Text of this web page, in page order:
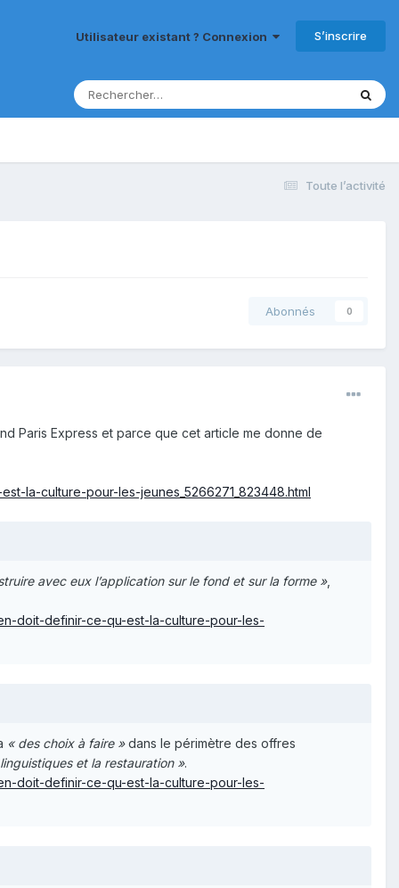
Utilisateur existant ? Connexion S’inscrire
Toute l’activité
Abonnés 0
Paris Express et parce que cet article me donne de
la-culture-pour-les-jeunes_5266271_823448.html
avec eux l’application sur le fond et sur la forme »,
doit-definir-ce-qu-est-la-culture-pour-les-
« des choix à faire »dans le périmètre des offres
et la restauration ».
doit-definir-ce-qu-est-la-culture-pour-les-